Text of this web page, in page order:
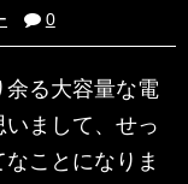
0
余る大容量な電
まして、せっ
ことになりま